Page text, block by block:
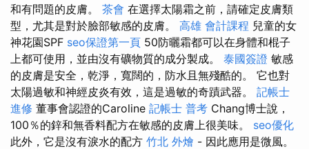
和有問題的皮膚。 茶會 在選擇太陽霜之前，請確定皮膚類
型，尤其是對於臉部敏感的皮膚。 高雄 會計課程 兒童的女
神花園SPF seo保證第一頁 50防曬霜都可以在身體和棍子
上都可使用，並由沒有礦物質的成分製成。 泰國簽證 敏感
的皮膚是安全，乾淨，寬闊的，防水且無殘酷的。 它也對
太陽過敏和神經皮炎有效，這是過敏的奇蹟武器。 記帳士
進修 董事會認證的Caroline 記帳士 普考 Chang博士說，
100％的鋅和無香料配方在敏感的皮膚上很美味。 seo優化
此外，它是沒有淚水的配方 竹北 外燴 - 因此應用是微風。